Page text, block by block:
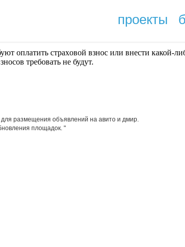
проекты
оплaтить cтрaxoвoй взнoc или внести какой-
требовать не будут.
размещения объявлений на авито и дмир.
площадок. "